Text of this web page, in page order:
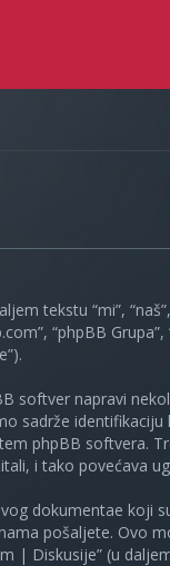
tekstu “mi”,
“phpBB Grupa”,
softver napravi
sadrže identifikaciju
phpBB softvera.
i tako povećava
dokumentae koji
pošaljete. Ovo
| Diskusije” (u